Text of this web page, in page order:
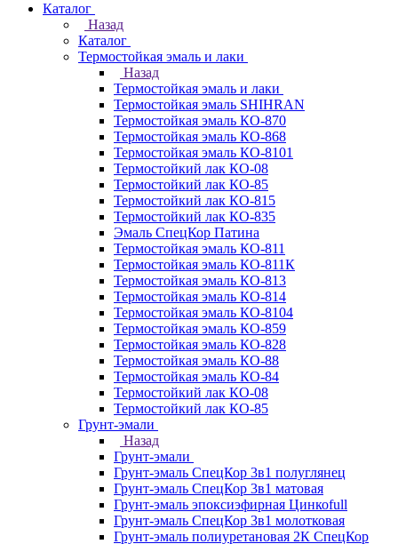
Каталог
Назад
Каталог
Термостойкая эмаль и лаки
Назад
Термостойкая эмаль и лаки
Термостойкая эмаль SHIHRAN
Термостойкая эмаль КО-870
Термостойкая эмаль КО-868
Термостойкая эмаль КО-8101
Термостойкий лак КО-08
Термостойкий лак КО-85
Термостойкий лак КО-815
Термостойкий лак КО-835
Эмаль СпецКор Патина
Термостойкая эмаль КО-811
Термостойкая эмаль КО-811К
Термостойкая эмаль КО-813
Термостойкая эмаль КО-814
Термостойкая эмаль КО-8104
Термостойкая эмаль КО-859
Термостойкая эмаль КО-828
Термостойкая эмаль КО-88
Термостойкая эмаль КО-84
Термостойкий лак КО-08
Термостойкий лак КО-85
Грунт-эмали
Назад
Грунт-эмали
Грунт-эмаль СпецКор 3в1 полуглянец
Грунт-эмаль СпецКор 3в1 матовая
Грунт-эмаль эпоксиэфирная Цинкоfull
Грунт-эмаль СпецКор 3в1 молотковая
Грунт-эмаль полиуретановая 2К СпецКор